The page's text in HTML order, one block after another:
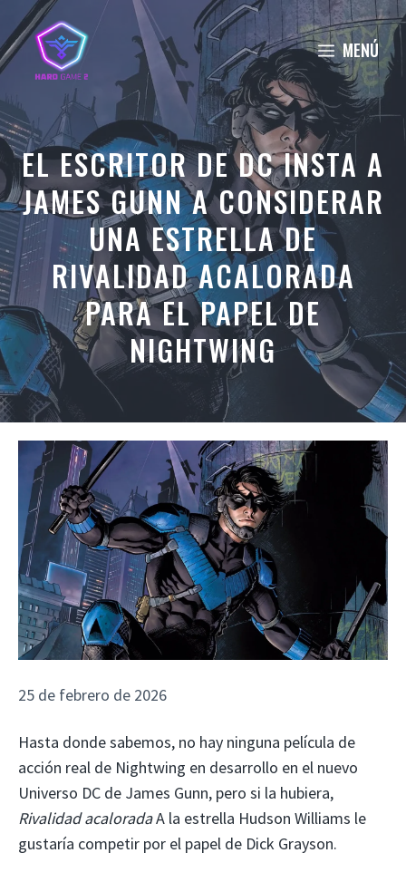
Saltar
al
contenido
MENÚ
EL ESCRITOR DE DC INSTA A
JAMES GUNN A CONSIDERAR
UNA ESTRELLA DE
RIVALIDAD ACALORADA
PARA EL PAPEL DE
NIGHTWING
25 de febrero de 2026
Hasta donde sabemos, no hay ninguna película de
acción real de Nightwing en desarrollo en el nuevo
Universo DC de James Gunn, pero si la hubiera,
Rivalidad acaloradaA la estrella Hudson Williams le
gustaría competir por el papel de Dick Grayson.